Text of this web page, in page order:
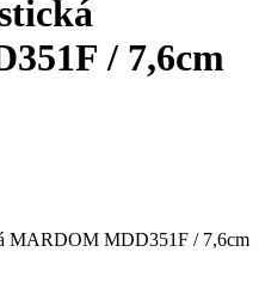
/ 7,6cm
MARDOM MDD351F / 7,6cm